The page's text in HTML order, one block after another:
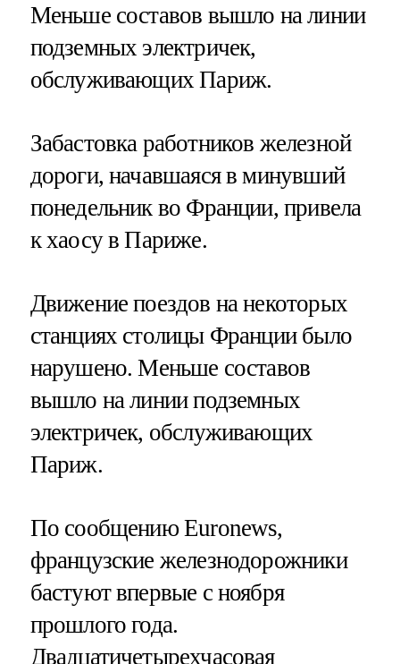
Меньше составов вышло на линии
подземных электричек,
обслуживающих Париж.
Забастовка работников железной
дороги, начавшаяся в минувший
понедельник во Франции, привела
к хаосу в Париже.
Движение поездов на некоторых
станциях столицы Франции было
нарушено. Меньше составов
вышло на линии подземных
электричек, обслуживающих
Париж.
По сообщению Euronews,
французские железнодорожники
бастуют впервые с ноября
прошлого года.
Двадцатичетырехчасовая